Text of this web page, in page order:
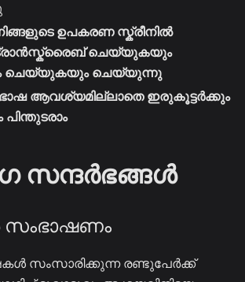
ഉപകരണ സ്ക്രീനിൽ
ചെയ്യുകയും
ചെയ്യുകയും ചെയ്യുന്നു
ആവശ്യമില്ലാതെ ഇരുകൂട്ടർക്കും
സന്ദർഭങ്ങൾ
സംഭാഷണം
സംസാരിക്കുന്ന രണ്ടുപേർക്ക്